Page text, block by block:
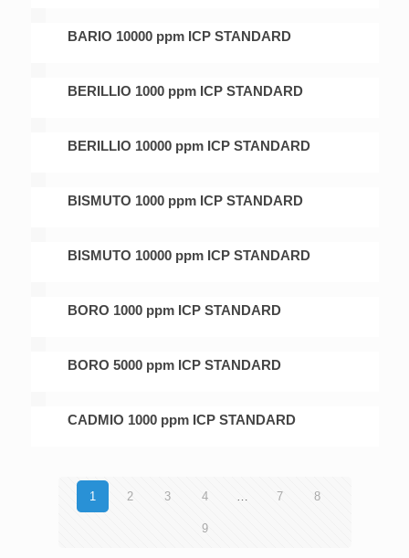
BARIO 10000 ppm ICP STANDARD
BERILLIO 1000 ppm ICP STANDARD
BERILLIO 10000 ppm ICP STANDARD
BISMUTO 1000 ppm ICP STANDARD
BISMUTO 10000 ppm ICP STANDARD
BORO 1000 ppm ICP STANDARD
BORO 5000 ppm ICP STANDARD
CADMIO 1000 ppm ICP STANDARD
1 2 3 4 … 7 8
9